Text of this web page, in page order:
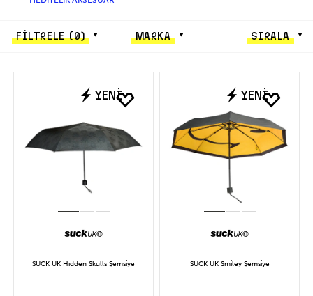
FİLTRELE(0) MARKA SIRALA
YENİ
SUCK UK Hıdden Skulls Şemsiye
YENİ
SUCK UK Smiley Şemsiye